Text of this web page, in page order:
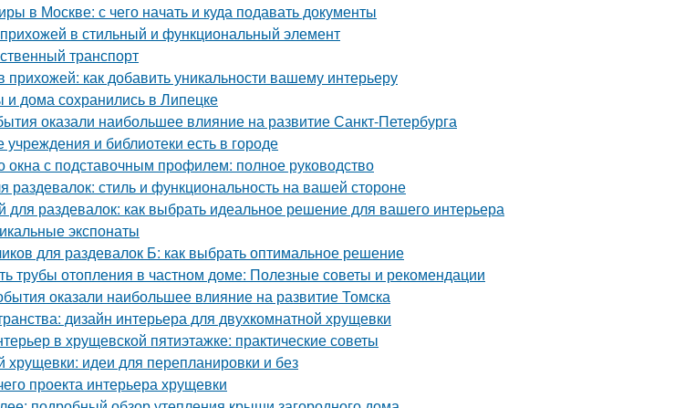
в Москве: с чего начать и куда подавать документы
в стильный и функциональный элемент
транспорт
прихожей: как добавить уникальности вашему интерьеру
и дома сохранились в Липецке
оказали наибольшее влияние на развитие Санкт-Петербурга
и библиотеки есть в городе
окна с подставочным профилем: полное руководство
стиль и функциональность на вашей стороне
для раздевалок: как выбрать идеальное решение для вашего интерьера
экспонаты
для раздевалок Б: как выбрать оптимальное решение
трубы отопления в частном доме: Полезные советы и рекомендации
оказали наибольшее влияние на развитие Томска
дизайн интерьера для двухкомнатной хрущевки
в хрущевской пятиэтажке: практические советы
хрущевки: идеи для перепланировки и без
проекта интерьера хрущевки